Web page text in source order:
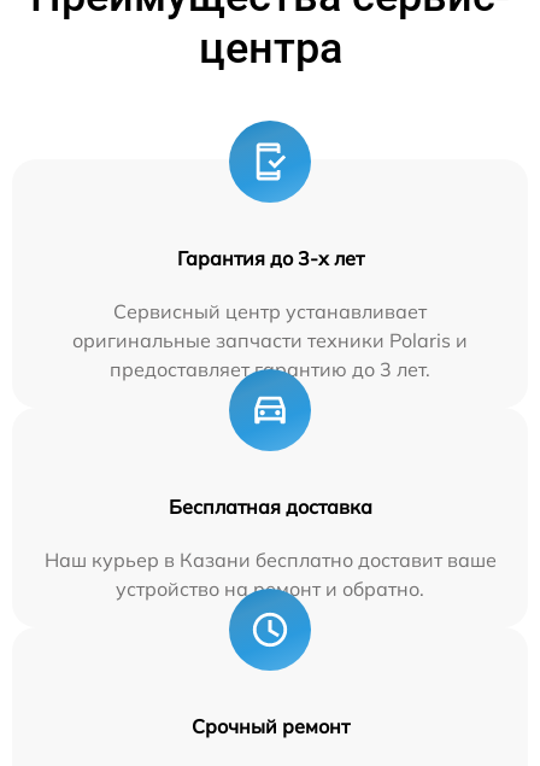
центра
Гарантия до 3-х лет
Сервисный центр устанавливает
оригинальные запчасти техники Polaris и
предоставляет гарантию до 3 лет.
Бесплатная доставка
Наш курьер в Казани бесплатно доставит ваше
устройство на ремонт и обратно.
Срочный ремонт